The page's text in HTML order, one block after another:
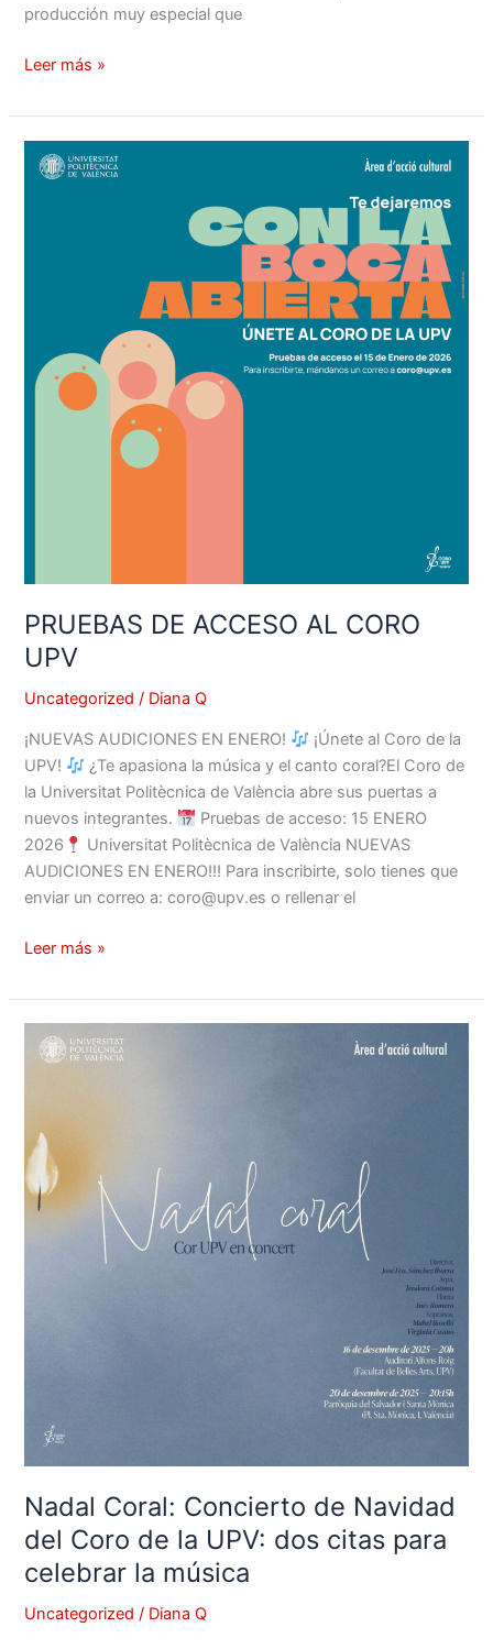
producción muy especial que
Leer más »
PRUEBAS DE ACCESO AL CORO
UPV
Uncategorized / Diana Q
¡NUEVAS AUDICIONES EN ENERO!
¡Únete al Coro de la
UPV!
¿Te apasiona la música y el canto coral?El Coro de
la Universitat Politècnica de València abre sus puertas a
nuevos integrantes.
Pruebas de acceso: 15 ENERO
2026
Universitat Politècnica de València NUEVAS
AUDICIONES EN ENERO!!! Para inscribirte, solo tienes que
enviar un correo a: coro@upv.es o rellenar el
PRUEBAS
DE
Leer más »
Nadal Coral: Concierto de Navidad
del Coro de la UPV: dos citas para
celebrar la música
Uncategorized / Diana Q
Nadal
Coral:
Navidad
del
Coro
de
música